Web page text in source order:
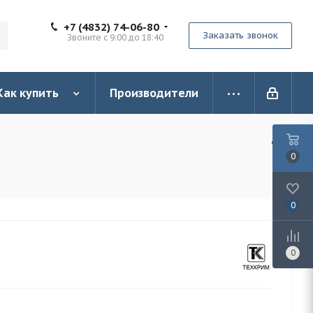
+7 (4832) 74-06-80
Звоните с 9:00 до 18:40 Заказать звонок
купить Производители
0
0
0